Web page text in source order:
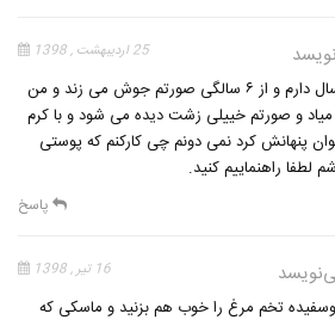
25 اردیبهشت , 1398
سلام من ۱۳ سال دارم و از ۶ سالگی صورتم جوش می زند و من
و صورتم خییلی زشت دیده می شود و با کرم
پنهانش کرد نمی دونم چی کارکنم که پوستی
لطفا راهنماییم کنید.
پاسخ
16 تیر , 1398
تخم مرغ را خوب هم بزنید و ماسکی که